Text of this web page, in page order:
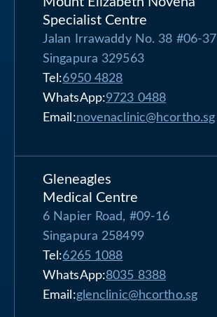
Specialist Centre
Jalan Irrawaddy No. 38 #06-37
Singapura 329563
Tel:6950 4828
WhatsApp:9723 0488
Email:novenaclinic@hcortho.sg
Gleneagles
Medical Centre
6 Napier Road, #09-16
Singapura 258499
Tel:6265 1088
WhatsApp:8035 8388
Email:glenclinic@hcortho.sg